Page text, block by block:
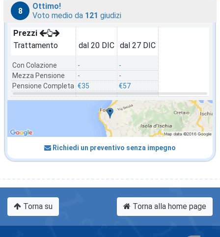
8
Ottimo!
Voto medio da 121 giudizi
Prezzi
Trattamento
Con Colazione
Mezza Pensione
Pensione Completa
dal 20 DIC
-
-
€35
dal 27 DIC
-
-
€57
Richiedi un preventivo senza impegno
Torna su Torna alla home page